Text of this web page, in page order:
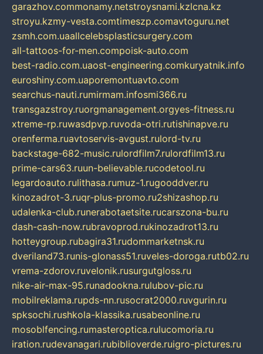
garazhov.commonamy.netstroysnami.kzlcna.kz
stroyu.kzmy-vesta.comtimeszp.comavtoguru.net
zsmh.com.uaallcelebsplasticsurgery.com
all-tattoos-for-men.compoisk-auto.com
best-radio.com.uaost-engineering.comkuryatnik.info
euroshiny.com.uaporemontuavto.com
searchus-nauti.rumirmam.infosmi366.ru
transgazstroy.ruorgmanagement.orgyes-fitness.ru
xtreme-rp.ruwasdpvp.ruvoda-otri.rutishinapve.ru
orenferma.ruavtoservis-avgust.rulord-tv.ru
backstage-682-music.rulordfilm7.rulordfilm13.ru
prime-cars63.ruun-believable.rucodetool.ru
legardoauto.rulithasa.rumuz-1.rugooddver.ru
kinozadrot-3.ruqr-plus-promo.ru2shizashop.ru
udalenka-club.runerabotaetsite.rucarszona-bu.ru
dash-cash-now.rubravoprod.rukinozadrot13.ru
hotteygroup.rubagira31.rudommarketnsk.ru
dveriland73.runis-glonass51.ruveles-doroga.rutb02.ru
vrema-zdorov.ruvelonik.rusurgutgloss.ru
nike-air-max-95.runadookna.rulubov-pic.ru
mobilreklama.rupds-nn.rusocrat2000.ruvgurin.ru
spksochi.rushkola-klassika.rusabeonline.ru
mosoblfencing.rumasteroptica.rulucomoria.ru
iration.rudevanagari.rubiblioverde.ruigro-pictures.ru